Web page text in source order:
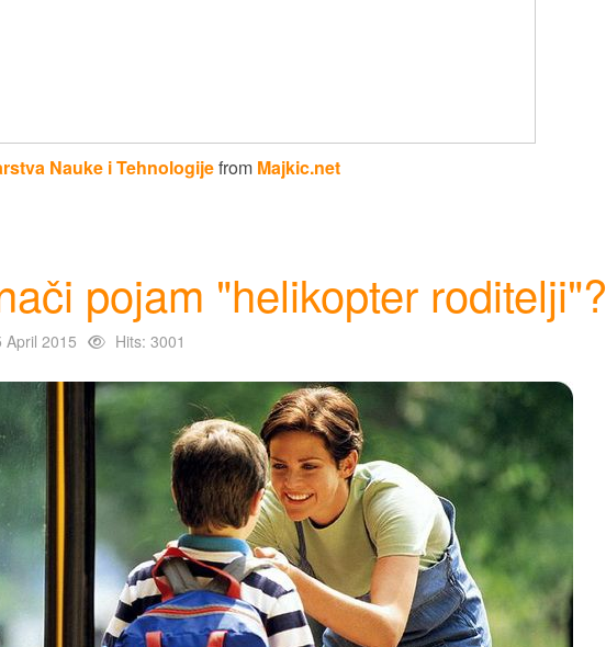
Nauke i Tehnologijefrom Majkic.net
pojam "helikopter roditelji"?
April 2015 Hits: 3001